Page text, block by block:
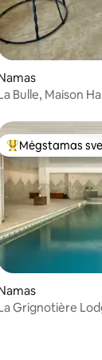
4,88 iš 5,
Bulle, Maison
4,97 iš 5,
Svečių
Mėgstamas
Grignotière